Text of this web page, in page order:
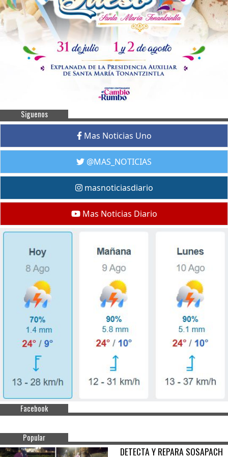
Siguenos
Mas Noticias Uno
@MAS_NOTICIAS
masnoticiasdiario
Mas Noticias Diario
Facebook
Popular
DETECTA Y REPARA SOSAPACH